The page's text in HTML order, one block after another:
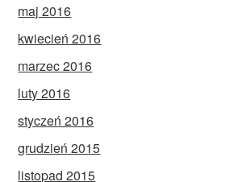
maj 2016
kwiecień 2016
marzec 2016
luty 2016
styczeń 2016
grudzień 2015
listopad 2015